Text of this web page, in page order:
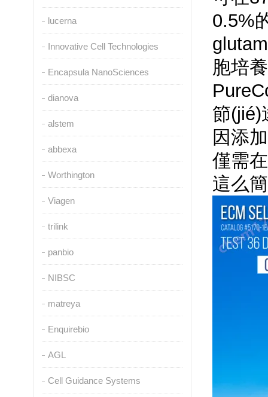
lucerna
Innovative Cell Technologies
Encapsula NanoSciences
dianova
alstem
abbexa
Worthington
Viagen
trilink
panbio
NIBSC
matreya
Enquirebio
AGL
Cell Guidance Systems
0.5%
胞培
節
因添
僅需
這么簡